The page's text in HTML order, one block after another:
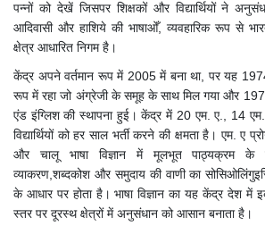
पन्नों को देखें जिसपर शिक्षकों और विद्यार्थियों ने
आदिवासी और हाशिये की भाषाओँ, व्यवहारिक रूप से
क्षेत्र आधारित निगम है।
केंद्र अपने वर्तमान रूप में 2005 में बना था, पर यह
रूप में रहा जो अंग्रेजी के समूह के साथ मिल गया और
एंड इंग्लिश की स्थापना हुई। केंद्र में 20 एम. ए., 14
विद्यार्थियों को हर साल भर्ती करने की क्षमता है। एम. ए
और चालू भाषा विज्ञान में मूलभूत पाठ्यक्रम के
व्याकरण,शब्दकोश और समुदाय की वाणी का
के आधार पर होता है। भाषा विज्ञान का यह केंद्र देश में
स्तर पर दूरस्थ क्षेत्रों में अनुसंधान को आसान बनाता है।